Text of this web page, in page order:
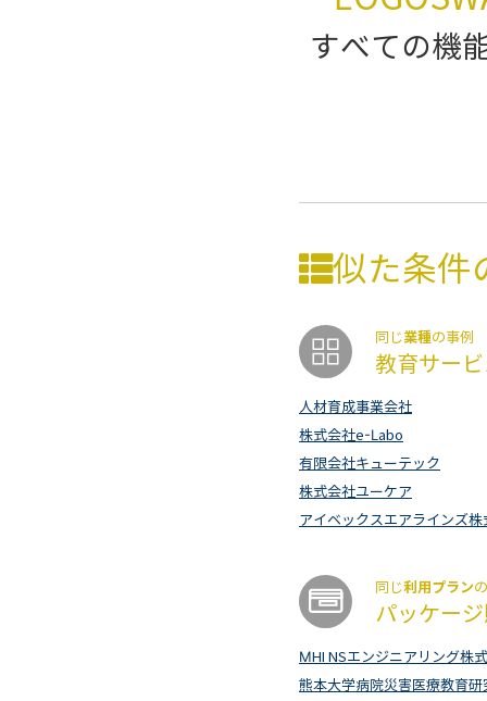
すべての機
似た条件
同じ業種の事例
教育サー
人材育成事業会社
株式会社e-Labo
有限会社キューテック
株式会社ユーケア
アイベックスエアラインズ株
同じ利用プラン
パッケー
MHI NSエンジニアリング株
熊本大学病院災害医療教育研